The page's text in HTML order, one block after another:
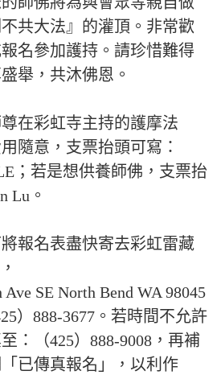
不共大法』的灌頂。非常歡
名參加護持。請珍惜難得
舉，共沐佛恩。
在彩虹寺主持的護摩法
隨意，支票抬頭可寫：
；若是想供養師佛，支票抬
Lu。
報名表盡快寄去彩虹雷藏
SE North Bend WA 98045
）888-3677。若時間不允許
：（425）888-9008，再補
已傳真報名」，以利作